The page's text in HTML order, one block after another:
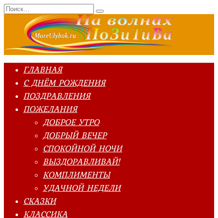
Перейти
к
содержанию
Search
for:
ГЛАВНАЯ
С ДНЁМ РОЖДЕНИЯ
ПОЗДРАВЛЕНИЯ
ПОЖЕЛАНИЯ
ДОБРОЕ УТРО
ДОБРЫЙ ВЕЧЕР
СПОКОЙНОЙ НОЧИ
ВЫЗДОРАВЛИВАЙ!
КОМПЛИМЕНТЫ
УДАЧНОЙ НЕДЕЛИ
СКАЗКИ
КЛАССИКА